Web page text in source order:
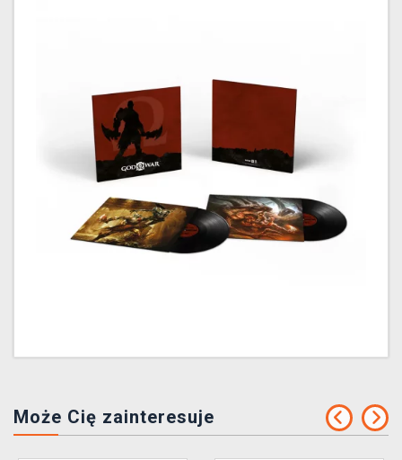
Może Cię zainteresuje